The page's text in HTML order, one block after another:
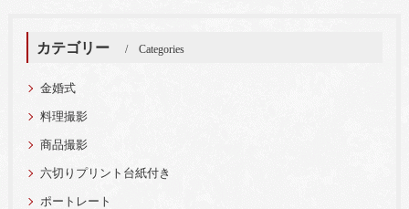
カテゴリー Categories
金婚式
料理撮影
商品撮影
六切りプリント台紙付き
ポートレート